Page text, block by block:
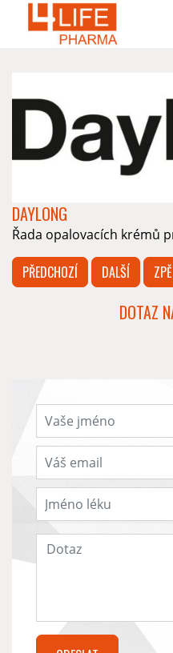
DAYLONG
Řada opalovacích krémů
PŘEDCHOZÍ DALŠÍ
DOTAZ